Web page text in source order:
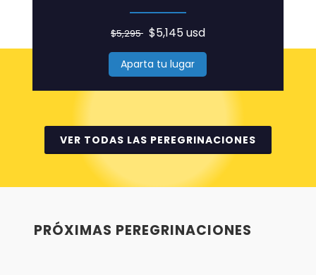
$5,295$5,145 usd
Aparta tu lugar
VER TODAS LAS PEREGRINACIONES
PRÓXIMAS PEREGRINACIONES